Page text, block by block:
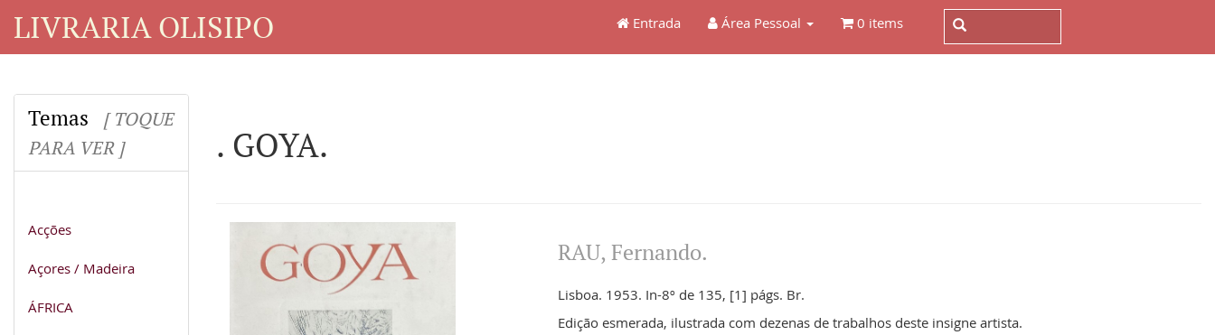
LIVRARIA OLISIPO Entrada Área Pessoal 0 items
Temas
[ TOQUE
PARA VER ]
Acções
Açores / Madeira
ÁFRICA
. GOYA.
RAU, Fernando.
Lisboa. 1953. In-8º de 135, [1] págs. Br.
Edição esmerada, ilustrada com dezenas de trabalhos deste insigne artista.